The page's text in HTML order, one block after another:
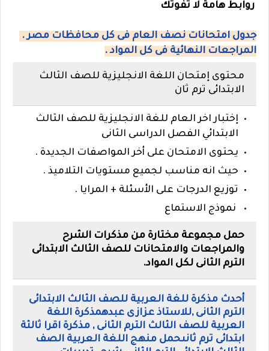
روابط هامة لا تفوتك
جدول امتحانات نصف العام فى كل محافظات مصر .
المراجعات النهائية فى كل المواد .
محتوى إمتحان اللغة الانجليزية للصف الثالث
الابتدائى ترم ثان
إختبار اخر العام للغة الانجليزية للصف الثالث
الابتدائي الفصل الدراسى الثانى
يحتوى الامتحان على أخر المواصفات الجديدة .
حيث انه مناسب لجميع مستويات التلاميذ .
توزيع الدرجات على الأسئلة + المرايا .
نموذج الاستماع
حمل مجموعة مختارة من مذكرات الشرح
والمراجعات والامتحانات للصف الثالث الابتدائى
الترم الثانى لكل المواد.
أحدث مذكرة للغة العربية للصف الثالث الابتدائى
الترم الثانى ,للاستاذ عزازى عبدهمذكرة اللغة
العربية للصف الثالث الترم الثانى , مذكرة اقرا ثالثة
ابتدائى ترم ثانىحمل منهج اللغة العربية الصف